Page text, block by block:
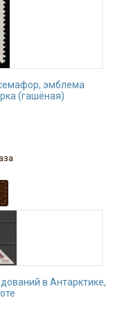
эмблема
(гашёная)
в Антарктике,